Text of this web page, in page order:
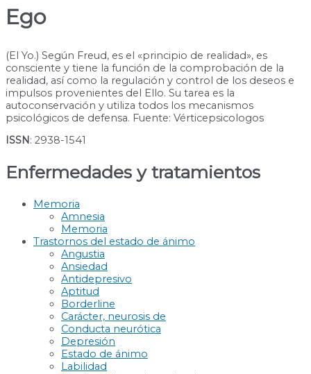
Ego
(El Yo.) Según Freud, es el «principio de realidad», es
consciente y tiene la función de la comprobación de la
realidad, así como la regulación y control de los deseos e
impulsos provenientes del Ello. Su tarea es la
autoconservación y utiliza todos los mecanismos
psicológicos de defensa. Fuente: Vérticepsicologos
ISSN: 2938-1541
Enfermedades y tratamientos
Memoria
Amnesia
Memoria
Trastornos del estado de ánimo
Angustia
Ansiedad
Antidepresivo
Aptitud
Borderline
Carácter, neurosis de
Conducta neurótica
Depresión
Estado de ánimo
Labilidad